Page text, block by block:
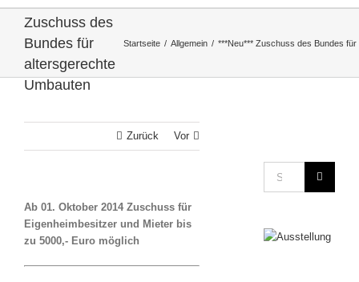
Zuschuss des
Bundes für
altersgerechte
Umbauten
Startseite Allgemein ***Neu*** Zuschuss des Bundes
Zurück Vor
Ab 01. Oktober 2014 Zuschuss für
Eigenheimbesitzer und Mieter bis
zu 5000,- Euro möglich